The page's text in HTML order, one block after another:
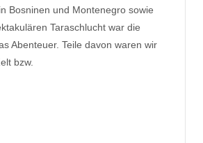
Bosninen und Montenegro sowie
Taraschlucht war die
Abenteuer. Teile davon waren wir
bzw.